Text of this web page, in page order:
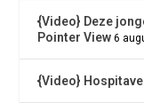
{Video} Deze
Pointer View 6
{Video}